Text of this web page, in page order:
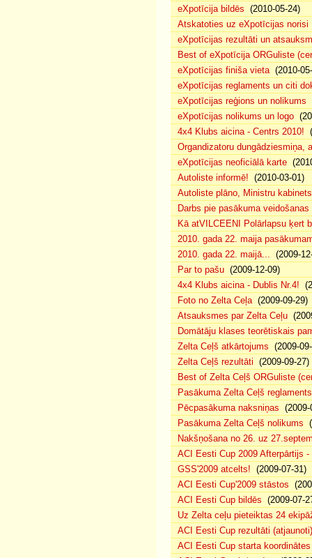
eXpotīcija bildēs (2010-05-24)
Atskatoties uz eXpotīcijas norisi
eXpotīcijas rezultāti un
Best of eXpotīcija ORGuliste
eXpotīcijas finiša vieta(2010-
eXpotīcijas reglaments un citi
eXpotīcijas reģions un nolikums
eXpotīcijas nolikums un logo
4x4 Klubs aicina - Centrs 2010!
Organdizatoru dungādziesmiņa,
eXpotīcijas neoficiālā karte
Autoliste informē! (2010-03-01)
Autoliste plāno, Ministru
Darbs pie pasākuma
Kā atVILCEENI Polārlapsu ķert
2010. gada 22. maija
2010. gada 22. maijā... (2009-
Par to pašu (2009-12-09)
4x4 Klubs aicina - Dublis Nr.4!
Foto no Zelta Ceļa(2009-09-29)
Atsauksmes par Zelta Ceļu
Domātāju klases teorētiskais
Zelta Ceļš atkārtojums (2009-
Zelta Ceļš rezultāti (2009-09-27)
Best of Zelta Ceļš ORGuliste
Pasākuma Zelta Ceļš reglaments
Pēcpasākuma naksniņas (2009-
Pasākuma Zelta Ceļš nolikums
Nakšņošana no 26. uz
ACI Eesti Cup 2009 Afterpārtijs -
GSS'2009 atcelts! (2009-07-31)
ACI Eesti Cup'2009 stāstos
ACI Eesti Cup bildēs (2009-07-
Uz Zelta ceļu pieteiktas 24
ACI Eesti Cup rezultāti (atjaunoti)
ACI Eesti Cup starta koordinātes